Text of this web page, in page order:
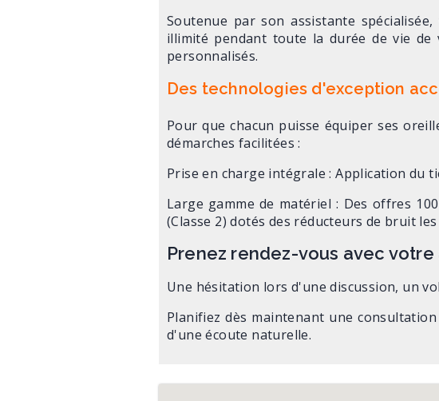
Soutenue par son assistante spécialisée,
illimité pendant toute la durée de vie de
personnalisés.
Des technologies d'exception
Pour que chacun puisse équiper ses
démarches facilitées :
Prise en charge intégrale : Application du
Large gamme de matériel : Des offres
(Classe 2) dotés des réducteurs de bruit
Prenez rendez-vous avec
Une hésitation lors d'une discussion, un
Planifiez dès maintenant une
d'une écoute naturelle.